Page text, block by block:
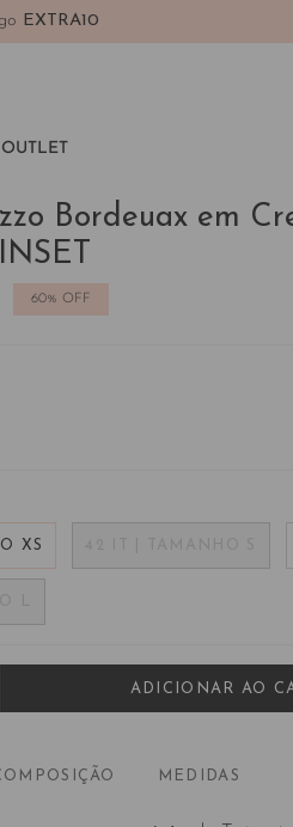
EXTRA10
OUTLET
Bordeuax em
60% OFF
XS
ADICIONAR AO
MEDIDAS